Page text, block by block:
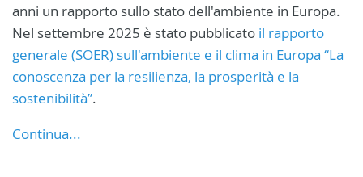
anni un rapporto sullo stato dell'ambiente in Europa.
Nel settembre 2025 è stato pubblicato il rapporto
generale (SOER) sull'ambiente e il clima in Europa “La
conoscenza per la resilienza, la prosperità e la
sostenibilità”.
Continua...